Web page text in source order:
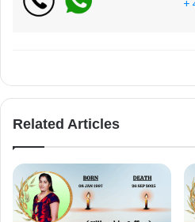
Related Articles